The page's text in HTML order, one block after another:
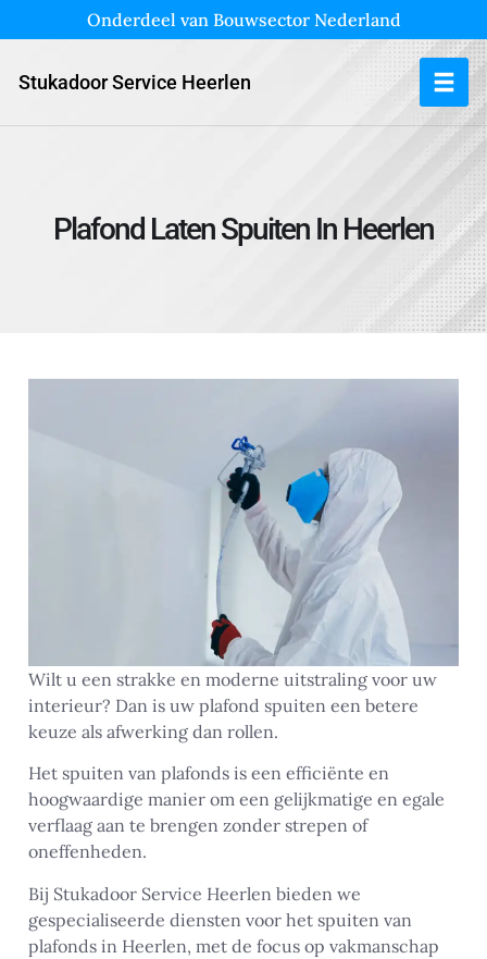
Onderdeel van Bouwsector Nederland
Stukadoor Service Heerlen
Plafond Laten Spuiten In Heerlen
Wilt u een strakke en moderne uitstraling voor uw
interieur? Dan is uw plafond spuiten een betere
keuze als afwerking dan rollen.
Het spuiten van plafonds is een efficiënte en
hoogwaardige manier om een gelijkmatige en egale
verflaag aan te brengen zonder strepen of
oneffenheden.
Bij Stukadoor Service Heerlen bieden we
gespecialiseerde diensten voor het spuiten van
plafonds in Heerlen, met de focus op vakmanschap